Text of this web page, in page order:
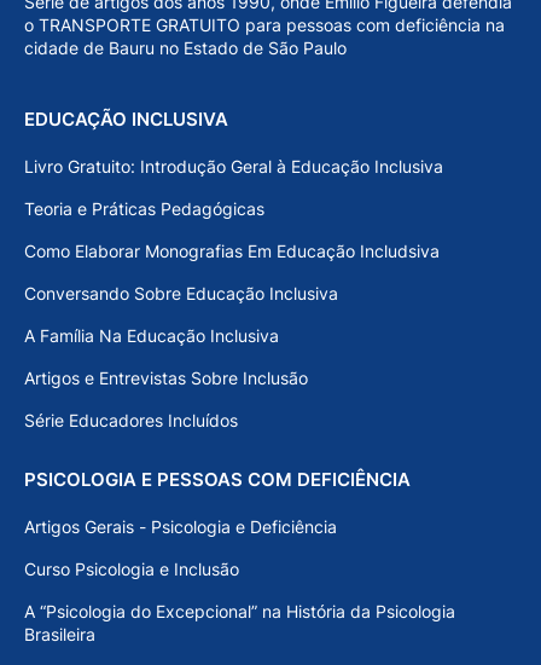
o TRANSPORTE GRATUITO para pessoas com deficiência na
cidade de Bauru no Estado de São Paulo
EDUCAÇÃO INCLUSIVA
Livro Gratuito: Introdução Geral à Educação Inclusiva
Teoria e Práticas Pedagógicas
Como Elaborar Monografias Em Educação Includsiva
Conversando Sobre Educação Inclusiva
A Família Na Educação Inclusiva
Artigos e Entrevistas Sobre Inclusão
Série Educadores Incluídos
PSICOLOGIA E PESSOAS COM DEFICIÊNCIA
Artigos Gerais - Psicologia e Deficiência
Curso Psicologia e Inclusão
A “Psicologia do Excepcional” na História da Psicologia
Brasileira